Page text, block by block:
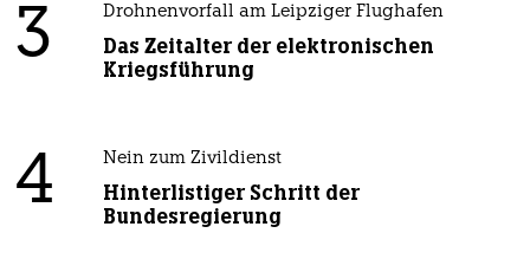
3 Drohnenvorfall am Leipziger Flughafen
Das Zeitalter der elektronischen
Kriegsführung
4 Nein zum Zivildienst
Hinterlistiger Schritt der
Bundesregierung